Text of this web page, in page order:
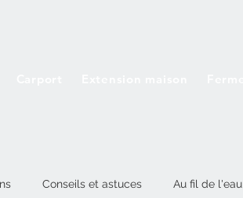
Conseils et astuces Au fil de l'eau